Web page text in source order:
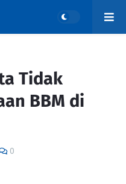
Tidak
BBM di
0